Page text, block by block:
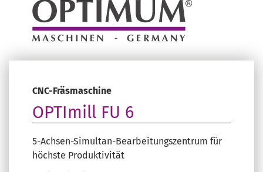
CNC-Fräsmaschine
OPTImill FU 6
5-Achsen-Simultan-Bearbeitungszentrum für
höchste Produktivität